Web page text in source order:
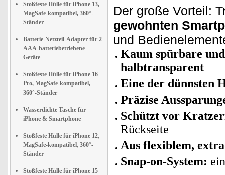
Stoßfeste Hülle für iPhone 13,
MagSafe-kompatibel, 360°-
Ständer
Batterie-Netzteil-Adapter für 2
AAA-batteriebetriebene
Geräte
Stoßfeste Hülle für iPhone 16
Pro, MagSafe-kompatibel,
360°-Ständer
Wasserdichte Tasche für
iPhone & Smartphone
Stoßfeste Hülle für iPhone 12,
MagSafe-kompatibel, 360°-
Ständer
Stoßfeste Hülle für iPhone 15
Der große Vorteil:
gewohnten
und
Kaum spürbare
halbtransparent
Eine der dünnsten
Präzise
Schützt vor
Rückseite
Aus flexiblem,
Snap-on-System: